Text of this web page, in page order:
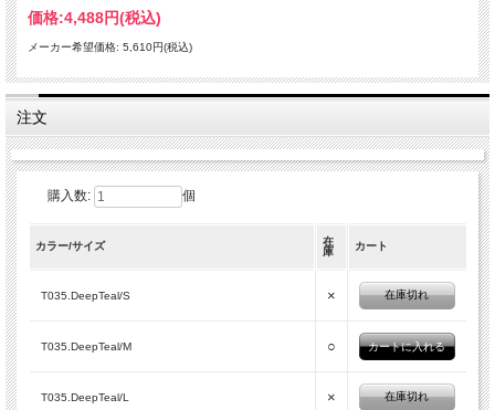
ブランドの過去から現在へとつながるストーリー性があり、眺めているだけで冒険
心がくすぐられる一枚です
しっかりとした生地感のCHUMS定番のTシャツ生地に
虫よけ加工を施した〈ANTI-BUGシリーズ>
虫よけ加工で用いた“ペルメトリン”はキク科の植物に含まれる天然の忌避成分に類
人や動物に対して安全性が高いことが特徴。アウトドアシーンでも安心して着用い
ただけます
Cotton 100%
価格:4,488円(税込)
メーカー希望価格: 5,610円(税込)
注文
購入数: 個
カラー/サイズ
在
庫
カート
T035.DeepTeal/S × 在庫切れ
T035.DeepTeal/M ○
T035.DeepTeal/L × 在庫切れ